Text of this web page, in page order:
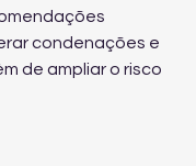
condenações e
de ampliar o risco